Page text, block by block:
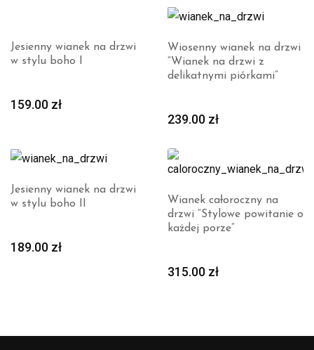
Jesienny wianek na drzwi
w stylu boho I
159.00 zł
Wiosenny wianek na drzwi
“Wianek na drzwi z
delikatnymi piórkami”
239.00 zł
Jesienny wianek na drzwi
w stylu boho II
189.00 zł
Wianek całoroczny na
drzwi “Stylowe powitanie o
każdej porze”
315.00 zł